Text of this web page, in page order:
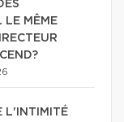
LE MÊME
L'INTIMITÉ